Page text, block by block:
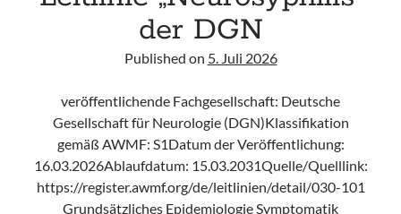
der DGN
Published on 5. Juli 2026
veröffentlichende Fachgesellschaft: Deutsche
Gesellschaft für Neurologie (DGN)Klassifikation
gemäß AWMF: S1Datum der Veröffentlichung:
16.03.2026Ablaufdatum: 15.03.2031Quelle/Quelllink:
https://register.awmf.org/de/leitlinien/detail/030-101
Grundsätzliches Epidemiologie Symptomatik